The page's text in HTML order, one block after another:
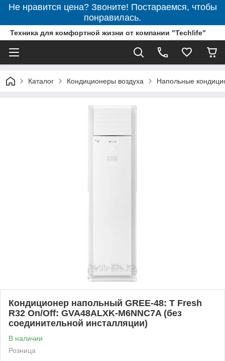
Не нравится цена? Звоните! Постараемся, чтобы
понравилась.
Техника для комфортной жизни от компании "Techlife"
Каталог Кондиционеры воздуха Напольные
Кондиционер напольный GREE-48: T Fresh
R32 On/Off: GVA48ALXK-M6NNC7A (без
соединительной инсталляции)
В наличии
Розница